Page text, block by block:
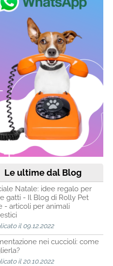
Le ultime dal Blog
Natale: idee regalo per
gatti - Il Blog di Rolly Pet
- articoli per animali
il 09.12.2022
nei cuccioli: come
il 20.10.2022